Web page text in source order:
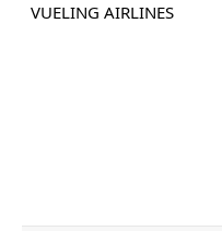
VUELING AIRLINES